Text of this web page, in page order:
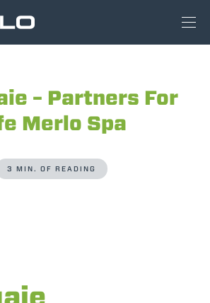
– Partners For
Merlo Spa
3 MIN. OF READING